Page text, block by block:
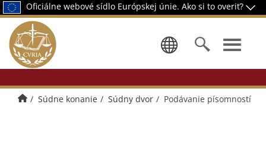
Oficiálne webové sídlo Európskej únie. Ako si to overiť?
Výber
Úvodná stránka
Súdne konanie Súdny dvor Podávanie písomností